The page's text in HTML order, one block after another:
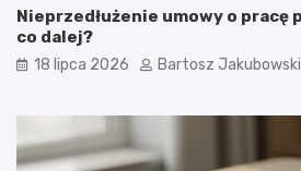
Nieprzedłużenie umowy o pracę
co dalej?
18 lipca 2026 Bartosz Jakubowski